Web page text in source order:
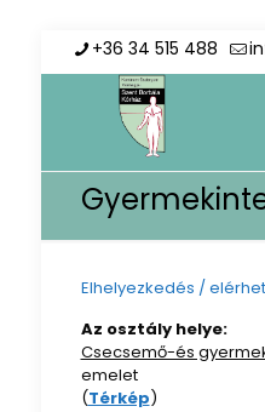
+36 34 515 488
Elhelyezkedés /
Az osztály helye:
Csecsemő-és
emelet
(Térkép)